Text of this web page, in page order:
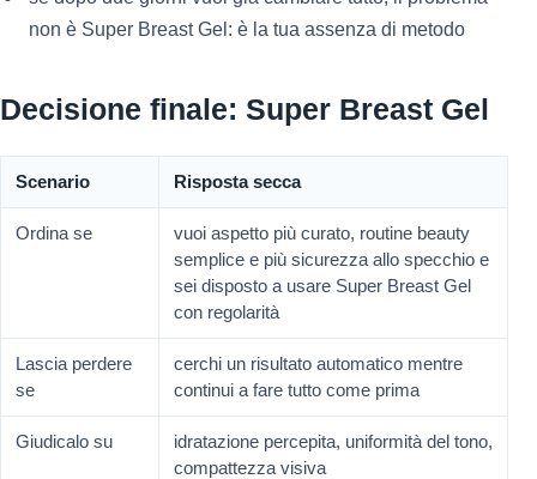
non è Super Breast Gel: è la tua assenza di metodo
Decisione finale: Super Breast Gel
Scenario Risposta secca
Ordina se
vuoi aspetto più curato, routine beauty
semplice e più sicurezza allo specchio e
sei disposto a usare Super Breast Gel
con regolarità
Lascia perdere
se
cerchi un risultato automatico mentre
continui a fare tutto come prima
Giudicalo su
idratazione percepita, uniformità del tono,
compattezza visiva